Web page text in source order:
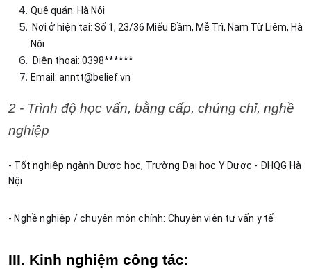
Quê quán: Hà Nội
Nơi ở hiện tại: Số 1, 23/36 Miếu Đầm, Mễ Trì, Nam Từ Liêm, Hà
Nội
Điện thoại: 0398******
Email: anntt@belief.vn
2 - Trình độ học vấn, bằng cấp, chứng chỉ, nghề
nghiệp
- Tốt nghiệp ngành Dược học, Trường Đại học Y Dược - ĐHQG Hà
Nội
- Nghề nghiệp / chuyên môn chính: Chuyên viên tư vấn y tế
III. Kinh nghiệm công tác: